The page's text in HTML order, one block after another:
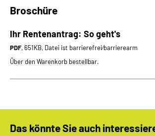
Broschüre
Ihr Rentenantrag: So geht's
PDF, 651KB, Datei ist barrierefrei⁄barrierearm
Über den Warenkorb bestellbar.
Das könnte Sie auch